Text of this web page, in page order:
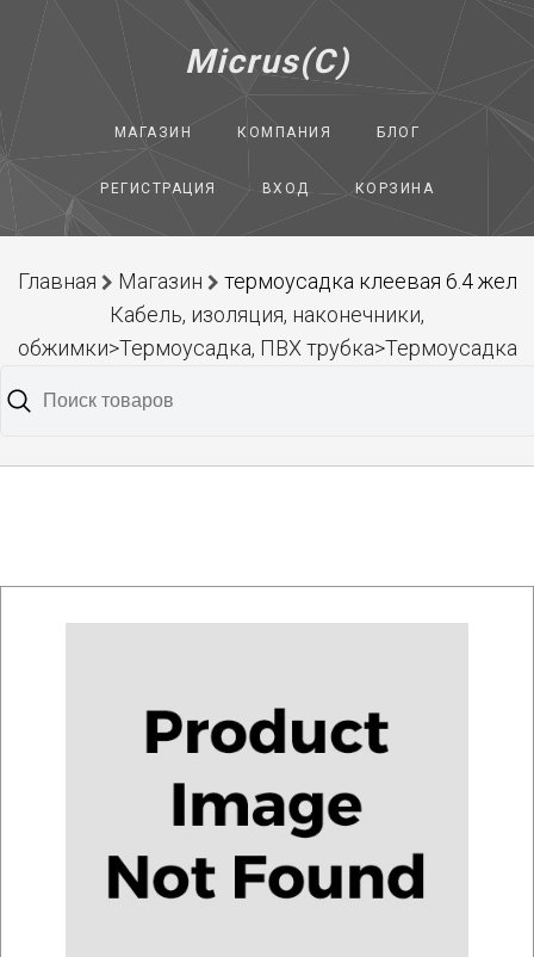
Micrus(C)
МАГАЗИН КОМПАНИЯ БЛОГ
РЕГИСТРАЦИЯ ВХОД КОРЗИНА
Главная Магазин
термоусадка клеевая 6.4 жел
Кабель, изоляция, наконечники,
обжимки>Термоусадка, ПВХ трубка>Термоусадка